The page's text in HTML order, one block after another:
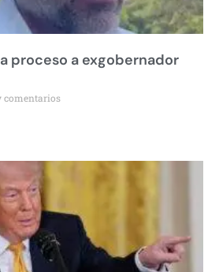
proceso a exgobernador
comentarios